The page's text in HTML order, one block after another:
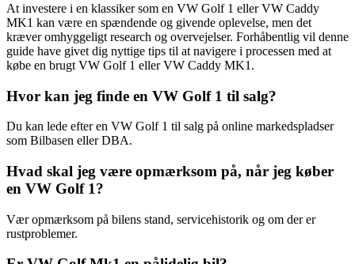
At investere i en klassiker som en VW Golf 1 eller VW Caddy
MK1 kan være en spændende og givende oplevelse, men det
kræver omhyggeligt research og overvejelser. Forhåbentlig vil denne
guide have givet dig nyttige tips til at navigere i processen med at
købe en brugt VW Golf 1 eller VW Caddy MK1.
Hvor kan jeg finde en VW Golf 1 til salg?
Du kan lede efter en VW Golf 1 til salg på online markedspladser
som Bilbasen eller DBA.
Hvad skal jeg være opmærksom på, når jeg køber
en VW Golf 1?
Vær opmærksom på bilens stand, servicehistorik og om der er
rustproblemer.